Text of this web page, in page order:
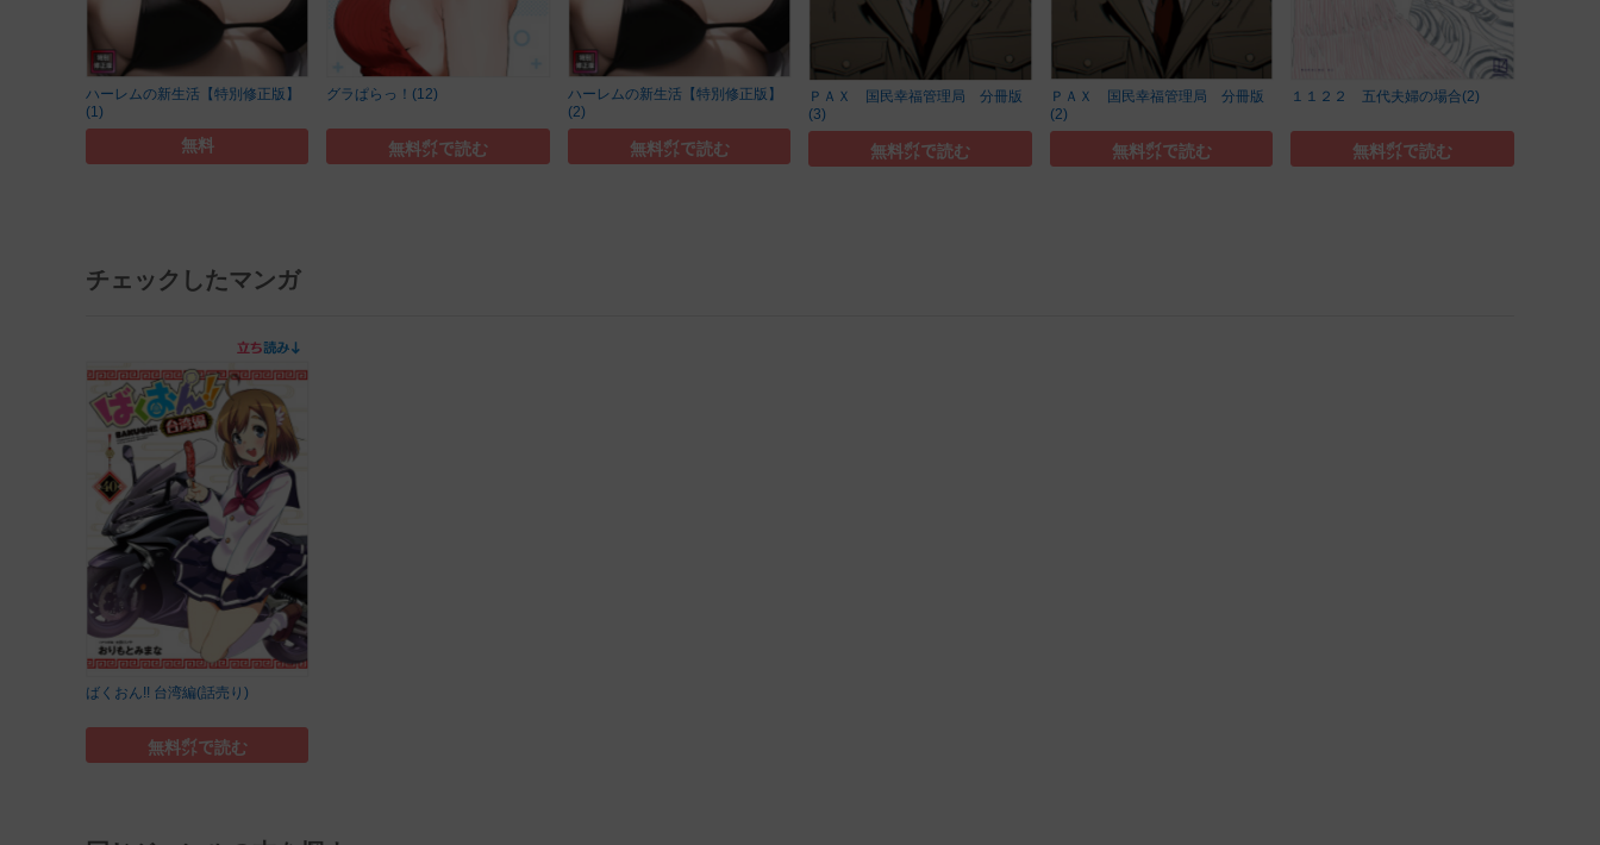
ハーレムの新生活【特別修正版】
(1)
無料
グラぱらっ！(12)
無料㌽で読む
ハーレムの新生活【特別修正版】
(2)
無料㌽で読む
ＰＡＸ 国民幸福管理局 分冊版
(3)
無料㌽で読む
ＰＡＸ 国民幸福管理局 分冊版
(2)
無料㌽で読む
１１２２ 五代夫婦の場合(2)
無料㌽で読む
チェックしたマンガ
ばくおん!! 台湾編(話売り)
無料㌽で読む